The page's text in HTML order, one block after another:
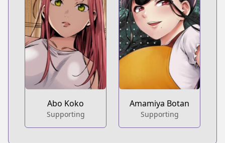
Abo Koko
Supporting
Amamiya Botan
Supporting